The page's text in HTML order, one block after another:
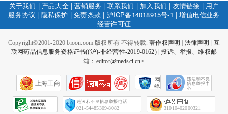
关于我们 | 产品大全|营销服务 | 联系我们 | 加入我们 | 友情链接 | 用户
服务协议 | 隐私保护 |免责条款 | 沪ICP备14018915号-1 |增值电信业务
经营许可证
Copyright©2001-2020 bioon.com 版权所有 不得转载.著作权声明 法律声明
互
联网药品信息服务资格证书((沪)-非经营性-2019-0162)|投诉、举报、维权邮
箱：editor@medsci.cn<
上海工商
网
络
会
征
021-54485309-8082 31010402000321